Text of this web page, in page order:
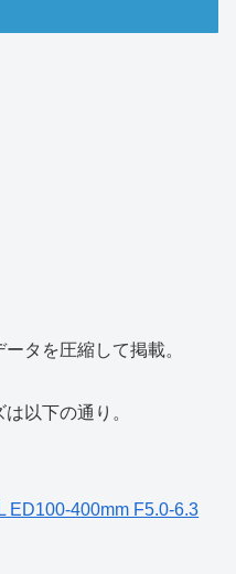
タを圧縮して掲載。
以下の通り。
ED100-400mm F5.0-6.3